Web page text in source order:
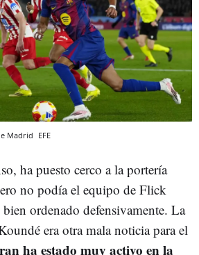
Madrid EFE
ha puesto cerco a la portería
no podía el equipo de Flick
ordenado defensivamente. La
era otra mala noticia para el
ha estado muy activo en la